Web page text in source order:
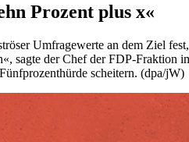
Prozent plus x«
Umfragewerte an dem Ziel
sagte der Chef der FDP-Fraktion
scheitern. (dpa/jW)